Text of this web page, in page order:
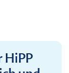
HiPP